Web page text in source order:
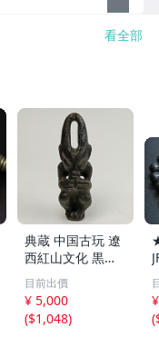
看全部
典蔵 中国古玩 遼
西紅山文化 黒曜
石 黒皮玉 太陽神
祈祷像 唐物 骨董
品 古美術 古玉 彫
刻 時代物 魔除け
目前出價
¥ 5,000
($1,048)
(